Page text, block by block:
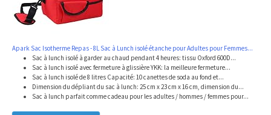
Apark Sac Isotherme Repas - 8L Sac à Lunch isolé étanche pour Adultes pour Femmes...
Sac à lunch isolé à garder au chaud pendant 4 heures: tissu Oxford 600D...
Sac à lunch isolé avec fermeture à glissière YKK: la meilleure fermeture...
Sac à lunch isolé de 8 litres Capacité: 10 canettes de soda au fond et...
Dimension du dépliant du sac à lunch: 25 cm x 23 cm x 16 cm, dimension du...
Sac à lunch parfait comme cadeau pour les adultes / hommes / femmes pour...